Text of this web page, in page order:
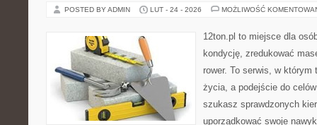
POSTED BY ADMIN LUT - 24 - 2026 MOŻLIWOŚĆ
12ton.pl to miejsce dla
kondycję, zredukować
rower. To serwis, w którym
życia, a podejście do
szukasz sprawdzonych
uporządkować swoje